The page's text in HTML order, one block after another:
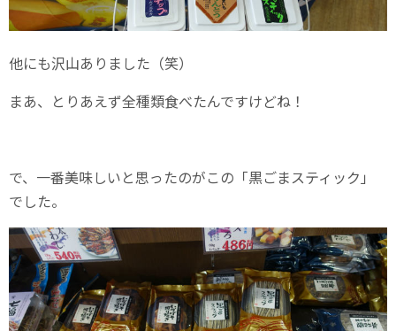
他にも沢山ありました（笑）
まあ、とりあえず全種類食べたんですけどね！
で、一番美味しいと思ったのがこの「黒ごまスティック」
でした。